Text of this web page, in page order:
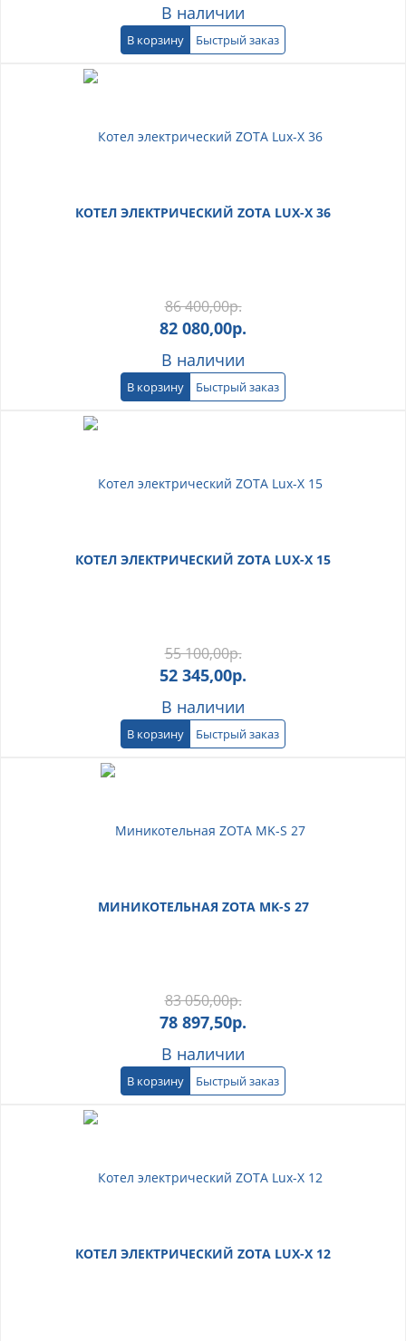
В наличии
В корзину Быстрый заказ
КОТЕЛ ЭЛЕКТРИЧЕСКИЙ ZOTA LUX-X 36
86 400,00р.
82 080,00р.
В наличии
В корзину Быстрый заказ
КОТЕЛ ЭЛЕКТРИЧЕСКИЙ ZOTA LUX-X 15
55 100,00р.
52 345,00р.
В наличии
В корзину Быстрый заказ
МИНИКОТЕЛЬНАЯ ZOTA MK-S 27
83 050,00р.
78 897,50р.
В наличии
В корзину Быстрый заказ
КОТЕЛ ЭЛЕКТРИЧЕСКИЙ ZOTA LUX-X 12